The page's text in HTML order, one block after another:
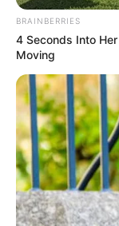
BRAINBERRIES
4 Seconds Into
Moving